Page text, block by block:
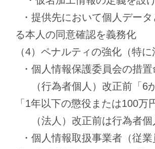
・提供先において個人デー
る本人の同意確認を義務化
（4）ペナルティの強化（特に
・個人情報保護委員会の措置
（行為者個人）改正前「6
「1年以下の懲役または100万
（法人）改正前は行為者個
・個人情報取扱事業者（従